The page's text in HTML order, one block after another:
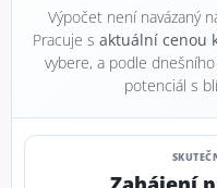
Výpočet není navázaný
Pracuje s aktuální cenou
vybere, a podle
potenciál s